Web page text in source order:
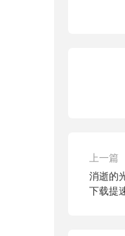
上一篇
消逝的
下载提